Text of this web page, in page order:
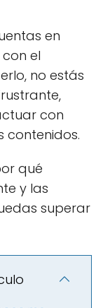
en
el
no estás
con
contenidos.
qué
y las
superar